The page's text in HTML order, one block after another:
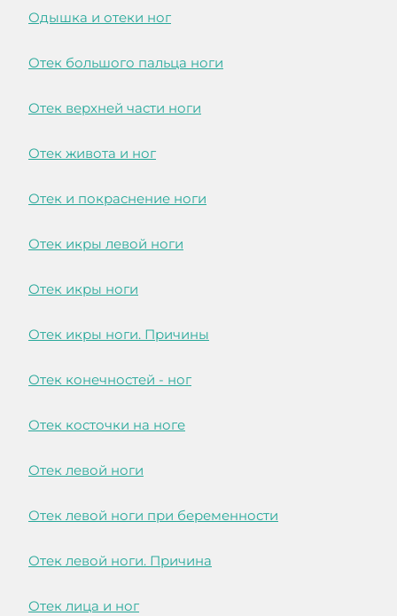
Одышка и отеки ног
Отек большого пальца ноги
Отек верхней части ноги
Отек живота и ног
Отек и покраснение ноги
Отек икры левой ноги
Отек икры ноги
Отек икры ноги. Причины
Отек конечностей - ног
Отек косточки на ноге
Отек левой ноги
Отек левой ноги при беременности
Отек левой ноги. Причина
Отек лица и ног